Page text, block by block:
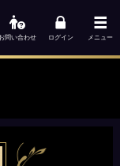
問い合わせ ログイン メニュー